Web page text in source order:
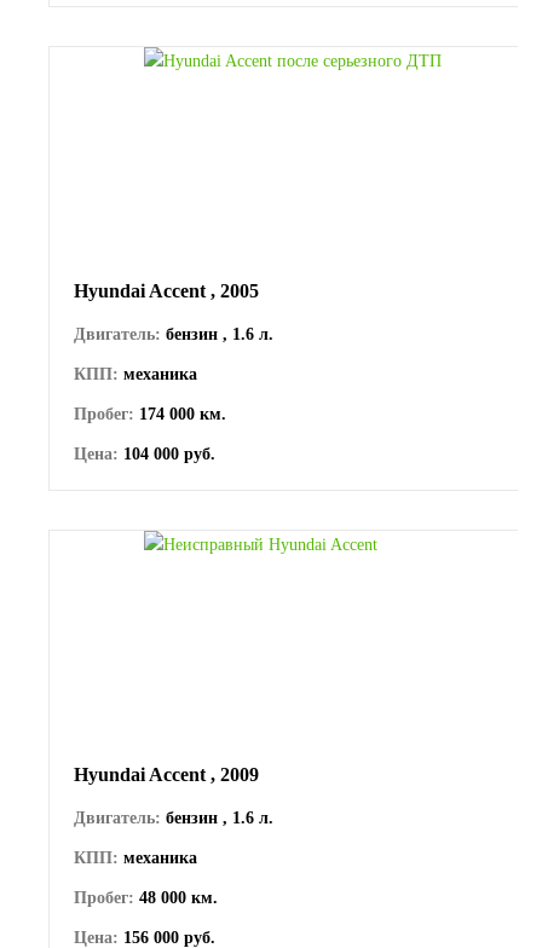
Hyundai Accent , 2005
Двигатель: бензин , 1.6 л.
КПП: механика
Пробег: 174 000 км.
Цена: 104 000 руб.
Hyundai Accent , 2009
Двигатель: бензин , 1.6 л.
КПП: механика
Пробег: 48 000 км.
Цена: 156 000 руб.